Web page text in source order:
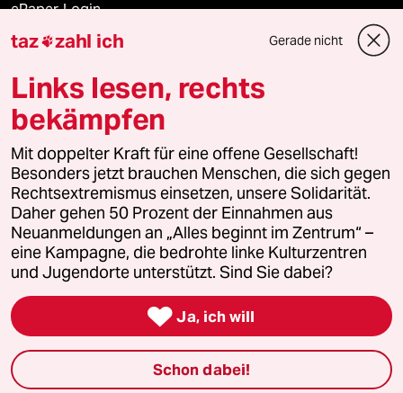
ePaper Login
Downloads für Abonnierende
© 2026 taz Verlags und Vertriebs GmbH
Alle Rechte vorbehalten. Bei rechtlichen Fragen oder für Genehmigungen
wenden Sie sich bitte an
lizenzen@taz.de
Feedback Redaktionsstatut Kommune-Richtlinien
Leitlinie Informant Datenschutz Impressum AGB
Seitenwende Einwilligungen widerrufen (Ads)
taz zahl ich Gerade nicht
Links lesen, rechts
bekämpfen
Mit doppelter Kraft für eine offene Gesellschaft!
Besonders jetzt brauchen Menschen, die sich gegen
Rechtsextremismus einsetzen, unsere Solidarität.
Daher gehen 50 Prozent der Einnahmen aus
Neuanmeldungen an „Alles beginnt im Zentrum“ –
eine Kampagne, die bedrohte linke Kulturzentren
und Jugendorte unterstützt. Sind Sie dabei?
 Ja, ich will
Schon dabei!